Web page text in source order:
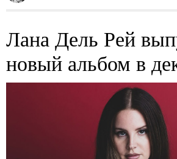
Лана Дель Рей
новый альбом в